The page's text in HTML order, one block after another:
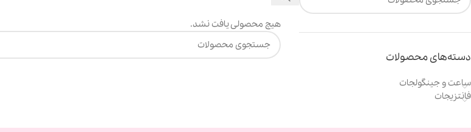
دسته‌های محصولات
ساعت و جینگولجات
فانتزیجات
هیچ محصولی یافت نشد.